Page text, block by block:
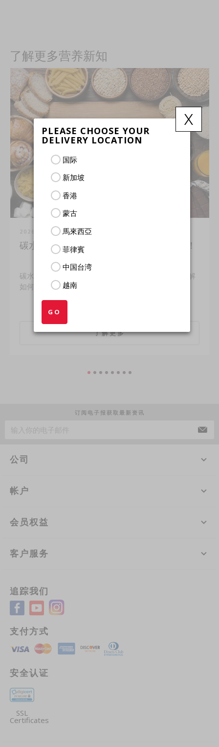
x
PLEASE CHOOSE YOUR
DELIVERY LOCATION
国际
新加坡
香港
蒙古
馬來西亞
菲律賓
中国台湾
越南
GO
了解更多营养新知
2026年7月31日
碳水化合物：是敌是友？让我们一探究竟！
碳水化合物正在破坏您的健康目标吗？让我们一起了解
如何选择更健康、更聪明的优质碳水。
了解更多
订阅电子报获取最新资讯
公司
帐户
会员权益
客户服务
追踪我们
支付方式
安全认证
SSL
Certificates